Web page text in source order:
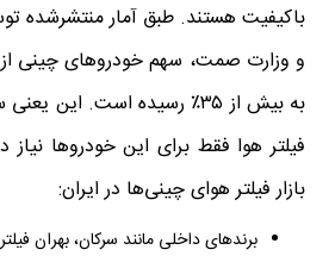
باکیفیت هستند. طبق آمار منتشرشده
و وزارت صمت، سهم خودروهای چینی از
فیلتر هوا فقط برای این خودروها نیاز
بازار فیلتر هوای چینی‌ها در ایران:
برندهای داخلی مانند سرکان، بهران